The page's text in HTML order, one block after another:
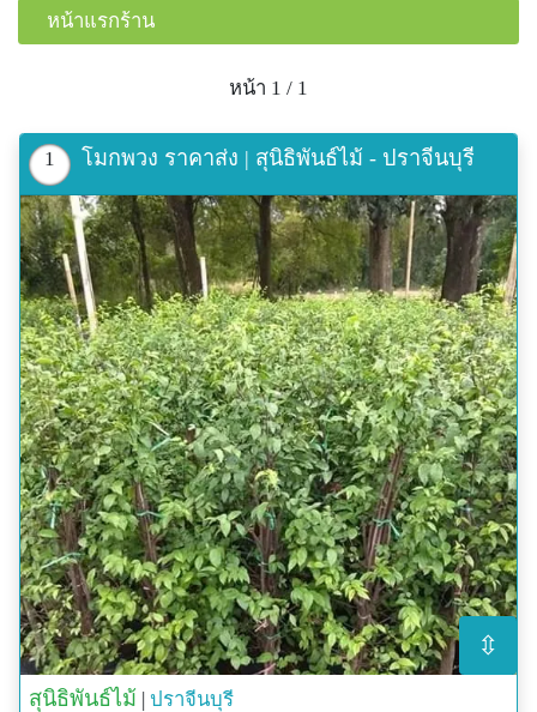
หน้าแรกร้าน
หน้า 1 / 1
1 โมกพวง ราคาส่ง | สุนิธิพันธ์ไม้ - ปราจีนบุรี
⇳
สุนิธิพันธ์ไม้ | ปราจีนบุรี